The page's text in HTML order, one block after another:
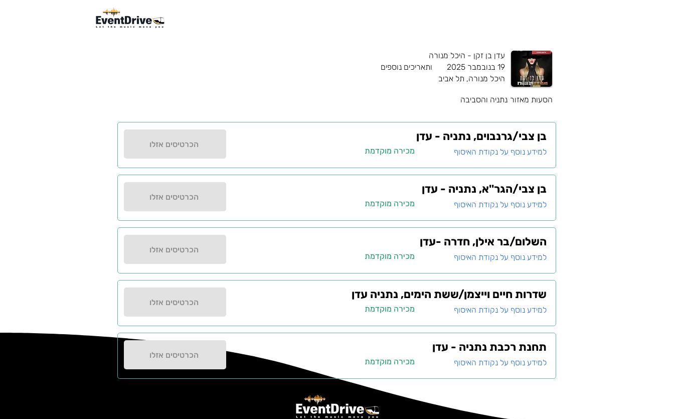
עדן בן זקן - היכל מנורה
ותאריכים נוספים
19 בנובמבר 2025
היכל מנורה, תל אביב
נתניה והסביבה הסעות מאזור
הכרטיסים אזלו
בן צבי/גרנבוים, נתניה - עדן
מכירה מוקדמת למידע נוסף על נקודת האיסוף
הכרטיסים אזלו
בן צבי/הגר''א, נתניה - עדן
מכירה מוקדמת למידע נוסף על נקודת האיסוף
הכרטיסים אזלו
השלום/בר אילן, חדרה -עדן
מכירה מוקדמת למידע נוסף על נקודת האיסוף
הכרטיסים אזלו
שדרות חיים וייצמן/ששת הימים, נתניה עדן
מכירה מוקדמת למידע נוסף על נקודת האיסוף
הכרטיסים אזלו
תחנת רכבת נתניה - עדן
מכירה מוקדמת למידע נוסף על נקודת האיסוף